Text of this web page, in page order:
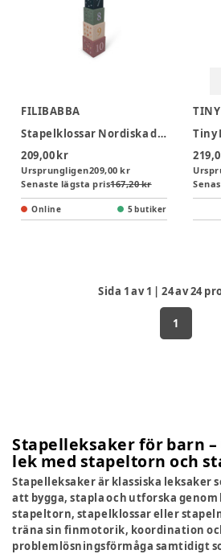
FILIBABBA
Stapelklossar Nordiska djur
209,00 kr
Ursprungligen209,00 kr
Senaste lägsta pris167,20 kr
Online 5 butiker
TINY
Sida 1av1 |24av24
1
Stapelleksaker för barn
lek med stapeltorn och
Stapelleksaker är klassiska leksaker
att bygga, stapla och utforska genom
stapeltorn, stapelklossar eller
träna sin finmotorik, koordination
problemlösningsförmåga samtidigt